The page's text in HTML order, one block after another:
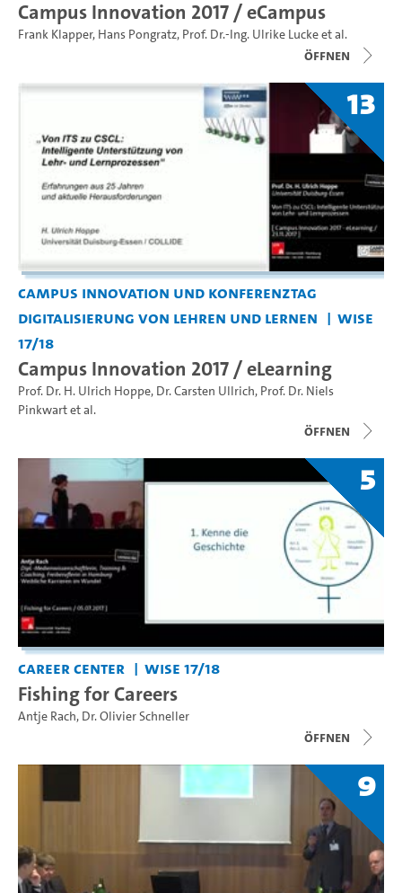
Campus Innovation 2017 / eCampus
Frank Klapper, Hans Pongratz, Prof. Dr.-Ing. Ulrike Luckeet al.
Öffnen
13
Campus Innovation und Konferenztag
Digitalisierung von Lehren und Lernen
WiSe
17/18
Campus Innovation 2017 / eLearning
Prof. Dr. H. Ulrich Hoppe, Dr. Carsten Ullrich, Prof. Dr. Niels
Pinkwartet al.
Öffnen
5
Career Center WiSe 17/18
Fishing for Careers
Antje Rach, Dr. Olivier Schneller
Öffnen
9